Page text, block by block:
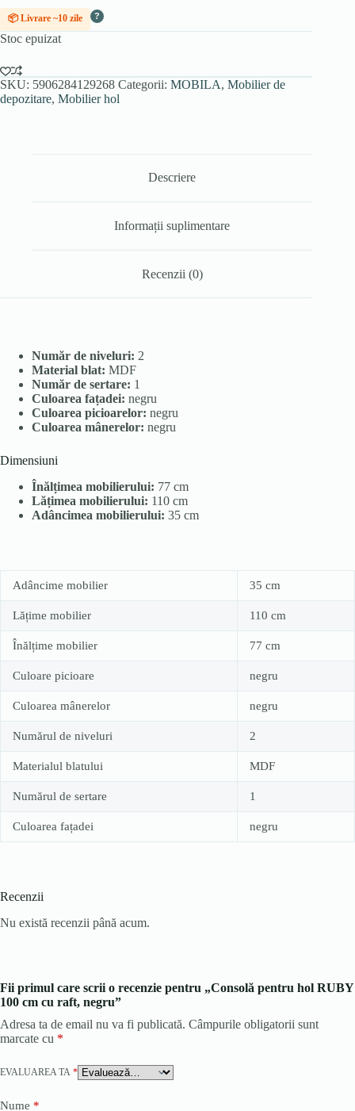
📦 Livrare ~10 zile ?
Stoc epuizat
SKU: 5906284129268 Categorii: MOBILA, Mobilier de
depozitare, Mobilier hol
Descriere
Informații suplimentare
Recenzii (0)
Număr de niveluri: 2
Material blat: MDF
Număr de sertare: 1
Culoarea fațadei: negru
Culoarea picioarelor: negru
Culoarea mânerelor: negru
Dimensiuni
Înălțimea mobilierului: 77 cm
Lățimea mobilierului: 110 cm
Adâncimea mobilierului: 35 cm
Adâncime mobilier 35 cm
Lățime mobilier 110 cm
Înălțime mobilier 77 cm
Culoare picioare negru
Culoarea mânerelor negru
Numărul de niveluri 2
Materialul blatului MDF
Numărul de sertare 1
Culoarea fațadei negru
Recenzii
Nu există recenzii până acum.
Fii primul care scrii o recenzie pentru „Consolă pentru hol RUBY
100 cm cu raft, negru”
Adresa ta de email nu va fi publicată. Câmpurile obligatorii sunt
marcate cu *
EVALUAREA TA *
Nume *